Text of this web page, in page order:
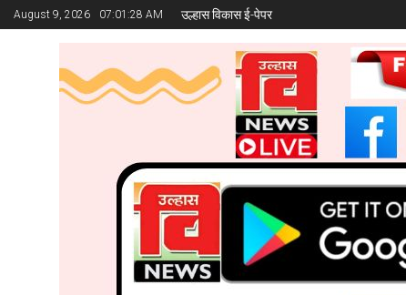
August 9, 2026 07:01:29 AM उल्हास विकास ई-पेपर